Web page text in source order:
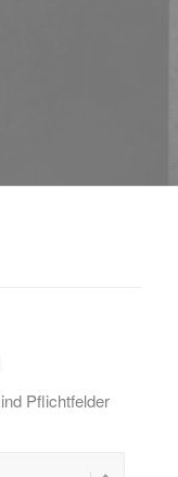
Pflichtfelder